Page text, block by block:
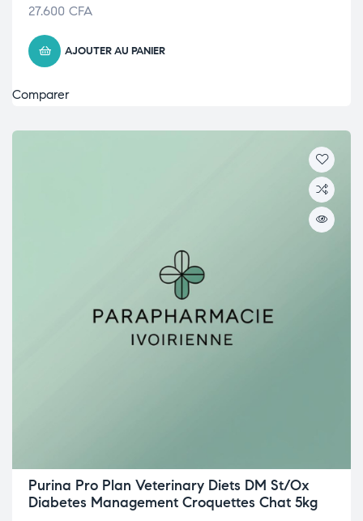
27.600 CFA
AJOUTER AU PANIER
Comparer
Purina Pro Plan Veterinary Diets DM St/Ox
Diabetes Management Croquettes Chat 5kg